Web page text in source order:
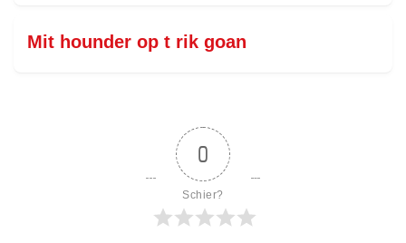
Mit hounder op t rik goan
0
Schier?